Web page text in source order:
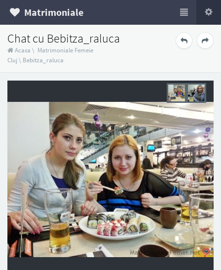
Matrimoniale
Chat cu Bebitza_raluca
Acasa \ Matrimoniale Femeie
Cluj \ Bebitza_raluca